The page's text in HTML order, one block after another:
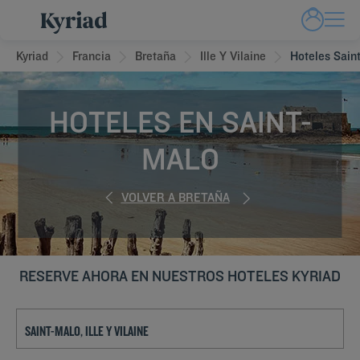
Kyriad Francia Bretaña Ille Y Vilaine Hoteles
HOTELES EN SAINT-
MALO
VOLVER A BRETAÑA
RESERVE AHORA EN NUESTROS HOTELES KYRIAD